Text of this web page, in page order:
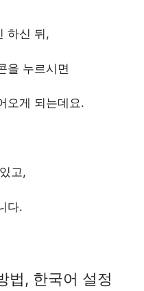
하신 뒤,
을 누르시면
오게 되는데요.
고,
다.
법, 한국어 설정